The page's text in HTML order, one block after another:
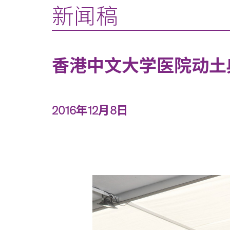
新闻稿
香港中文大学医院动
2016年12月8日